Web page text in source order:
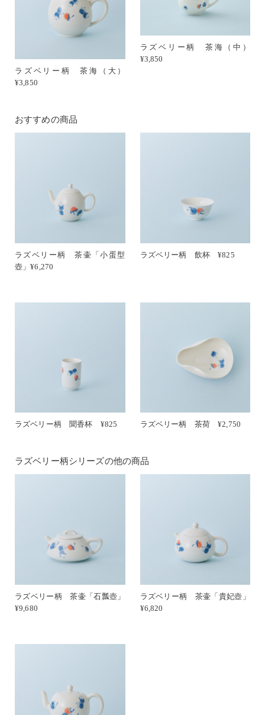
ラズベリー柄 茶海（大）
¥3,850
ラズベリー柄 茶海（中）
¥3,850
おすすめの商品
ラズベリー柄 茶壷「小蛋型
壺」¥6,270
ラズベリー柄 飲杯 ¥825
ラズベリー柄 聞香杯 ¥825 ラズベリー柄 茶荷 ¥2,750
ラズベリー柄シリーズの他の商品
ラズベリー柄 茶壷「石瓢壺」
¥9,680
ラズベリー柄 茶壷「貴妃壺」
¥6,820